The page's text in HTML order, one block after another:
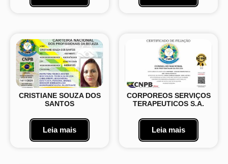
CRISTIANE SOUZA DOS
SANTOS
Leia mais
CORPOREOS SERVIÇOS
TERAPEUTICOS S.A.
Leia mais